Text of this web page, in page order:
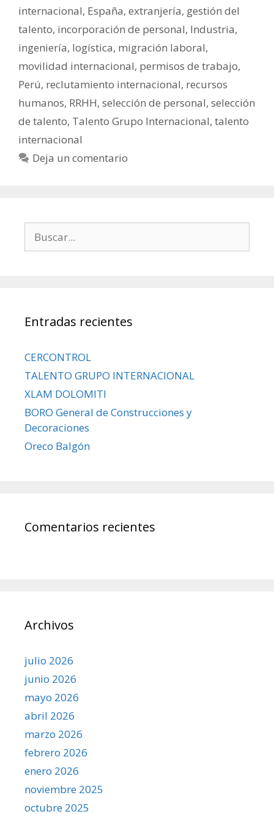
internacional, España, extranjería, gestión del
talento, incorporación de personal, Industria,
ingeniería, logística, migración laboral,
movilidad internacional, permisos de trabajo,
Perú, reclutamiento internacional, recursos
humanos, RRHH, selección de personal, selección
de talento, Talento Grupo Internacional, talento
internacional
Deja un comentario
Entradas recientes
CERCONTROL
TALENTO GRUPO INTERNACIONAL
XLAM DOLOMITI
BORO General de Construcciones y
Decoraciones
Oreco Balgón
Comentarios recientes
Archivos
julio 2026
junio 2026
mayo 2026
abril 2026
marzo 2026
febrero 2026
enero 2026
noviembre 2025
octubre 2025